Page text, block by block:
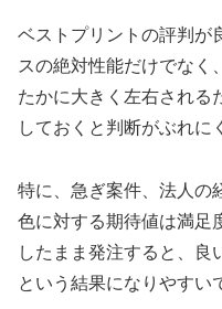
ベストプリントの評判が
スの絶対性能だけでなく
たかに大きく左右される
しておくと判断がぶれに
特に、急ぎ案件、法人の
色に対する期待値は満足
したまま発注すると、良
という結果になりやすい